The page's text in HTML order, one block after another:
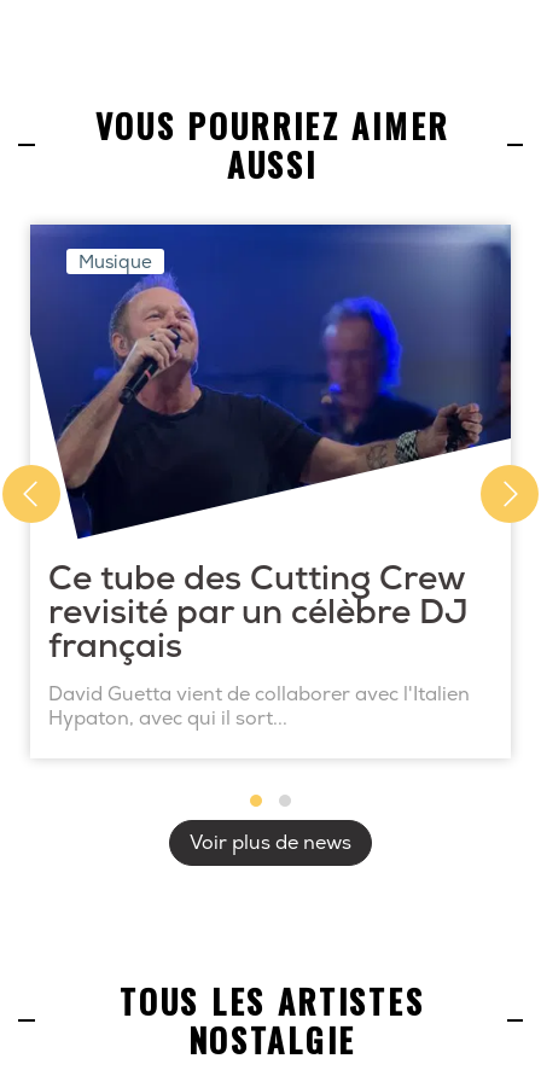
VOUS POURRIEZ AIMER
AUSSI
Musique
Ce tube des Cutting Crew
revisité par un célèbre DJ
français
David Guetta vient de collaborer avec l'Italien
Hypaton, avec qui il sort...
Voir plus de news
TOUS LES ARTISTES
NOSTALGIE